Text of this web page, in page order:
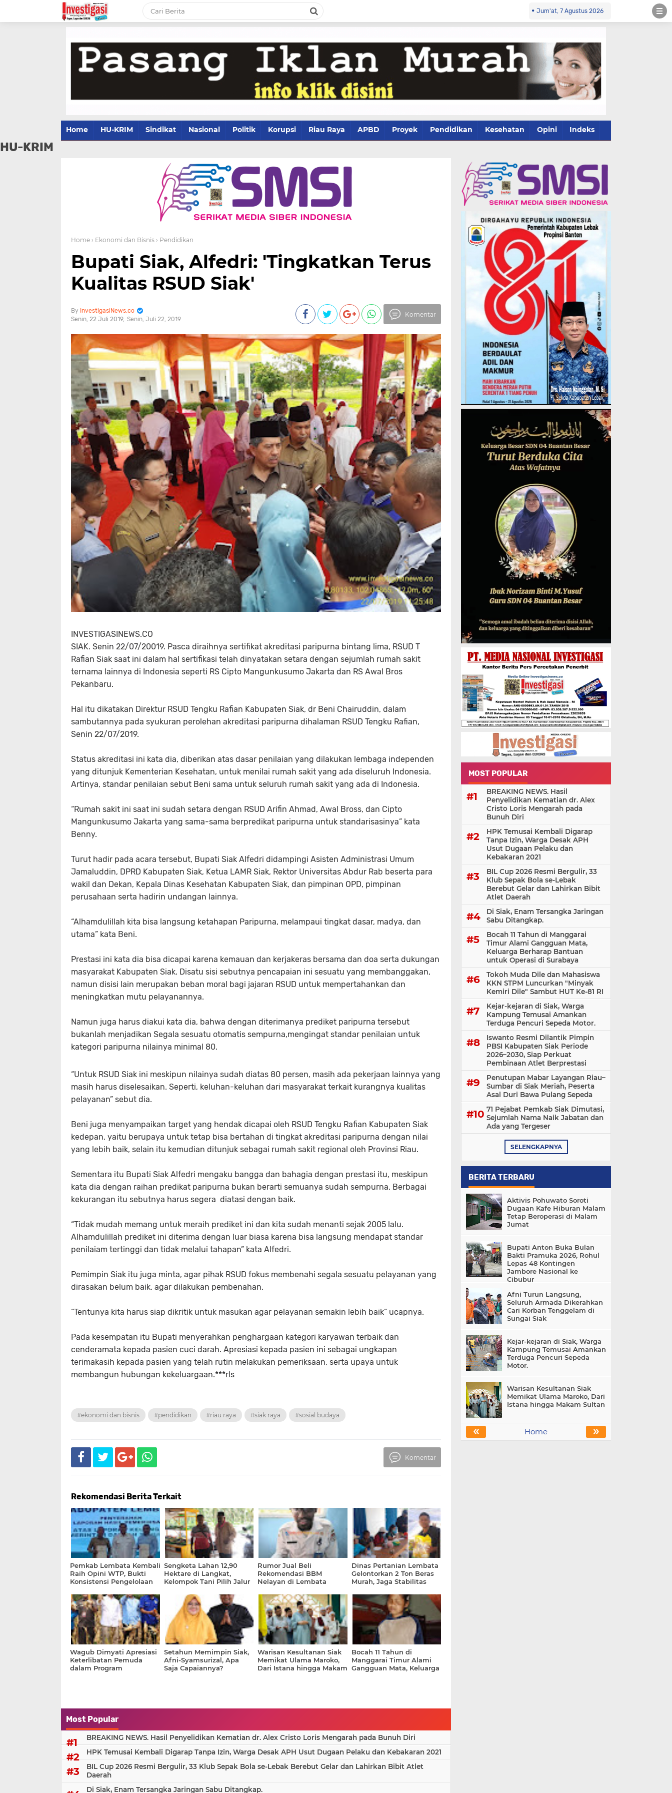
Jum'at, 7 Agustus 2026
Home HU-KRIM Sindikat Nasional Politik Korupsi Riau Raya APBD Proyek Pendidikan Kesehatan Opini Indeks
HU-KRIM
Home › Ekonomi dan Bisnis › Pendidikan
Bupati Siak, Alfedri: 'Tingkatkan Terus
Kualitas RSUD Siak'
InvestigasiNews.co
Senin, 22 Juli 2019 Senin, Juli 22, 2019
Komentar
INVESTIGASINEWS.CO
SIAK. Senin 22/07/20019. Pasca diraihnya sertifikat akreditasi paripurna bintang lima, RSUD T
Rafian Siak saat ini dalam hal sertifikasi telah dinyatakan setara dengan sejumlah rumah sakit
ternama lainnya di Indonesia seperti RS Cipto Mangunkusumo Jakarta dan RS Awal Bros
Pekanbaru.
Hal itu dikatakan Direktur RSUD Tengku Rafian Kabupaten Siak, dr Beni Chairuddin, dalam
sambutannya pada syukuran perolehan akreditasi paripurna dihalaman RSUD Tengku Rafian,
Senin 22/07/2019.
Status akreditasi ini kata dia, diberikan atas dasar penilaian yang dilakukan lembaga independen
yang ditunjuk Kementerian Kesehatan, untuk menilai rumah sakit yang ada diseluruh Indonesia.
Artinya, standar penilaian sebut Beni sama untuk seluruh rumah sakit yang ada di Indonesia.
“Rumah sakit ini saat ini sudah setara dengan RSUD Arifin Ahmad, Awal Bross, dan Cipto
Mangunkusumo Jakarta yang sama-sama berpredikat paripurna untuk standarisasinya” kata
Benny.
Turut hadir pada acara tersebut, Bupati Siak Alfedri didampingi Asisten Administrasi Umum
Jamaluddin, DPRD Kabupaten Siak, Ketua LAMR Siak, Rektor Universitas Abdur Rab beserta para
wakil dan Dekan, Kepala Dinas Kesehatan Kabupaten Siak, dan pimpinan OPD, pimpinan
perusahaan serta hadirin undangan lainnya.
“Alhamdulillah kita bisa langsung ketahapan Paripurna, melampaui tingkat dasar, madya, dan
utama” kata Beni.
Prestasi ini kata dia bisa dicapai karena kemauan dan kerjakeras bersama dan doa serta dukungan
masyarakat Kabupaten Siak. Disatu sisi sebutnya pencapaian ini sesuatu yang membanggakan,
namun disisi lain merupakan beban moral bagi jajaran RSUD untuk mempertahankan dan
meningkatkan mutu pelayanannya.
Namun juga harus diakui kata dia, bahwa dengan diterimanya prediket paripurna tersebut
bukanlah menjadikan Segala sesuatu otomatis sempurna,mengingat standar penilaian untuk
kategori paripurna nilainya minimal 80.
“Untuk RSUD Siak ini meskipun nilainya sudah diatas 80 persen, masih ada pekerjaan lainnya yang
masih harus diselesaikan. Seperti, keluhan-keluhan dari masyarakat terkait kurangnya kualitas
pelayanan” sebut dia.
Beni juga menyampaikan target yang hendak dicapai oleh RSUD Tengku Rafian Kabupaten Siak
kedepan, yaitu berupaya untuk tetap bisa bertahan di tingkat akreditasi paripurna dengan nilai
yang lebih baik, selain itu kemudian ditunjuk sebagai rumah sakit regional oleh Provinsi Riau.
Sementara itu Bupati Siak Alfedri mengaku bangga dan bahagia dengan prestasi itu, meskipun
kata dia dengan raihan predikat paripurna bukan berarti semuanya sudah sempurna. Berbagai
kekurangan itu sebutnya harus segera diatasi dengan baik.
“Tidak mudah memang untuk meraih prediket ini dan kita sudah menanti sejak 2005 lalu.
Alhamdulillah prediket ini diterima dengan luar biasa karena bisa langsung mendapat standar
penilaiam tertinggi dan tidak melalui tahapan” kata Alfedri.
Pemimpin Siak itu juga minta, agar pihak RSUD fokus membenahi segala sesuatu pelayanan yang
dirasakan belum baik, agar dilakukan pembenahan.
“Tentunya kita harus siap dikritik untuk masukan agar pelayanan semakin lebih baik” ucapnya.
Pada kesempatan itu Bupati menyerahkan penghargaan kategori karyawan terbaik dan
cenderamata kepada pasien cuci darah. Apresiasi kepada pasien ini sebagai ungkapan
terimakasih kepada pasien yang telah rutin melakukan pemeriksaan, serta upaya untuk
membangun hubungan kekeluargaan.***rls
#ekonomi dan bisnis #pendidikan #riau raya #siak raya #sosial budaya
Komentar
Rekomendasi Berita Terkait
Pemkab Lembata Kembali
Raih Opini WTP, Bukti
Konsistensi Pengelolaan
Sengketa Lahan 12,90
Hektare di Langkat,
Kelompok Tani Pilih Jalur
Rumor Jual Beli
Rekomendasi BBM
Nelayan di Lembata
Dinas Pertanian Lembata
Gelontorkan 2 Ton Beras
Murah, Jaga Stabilitas
Warga
Wagub Dimyati Apresiasi
Keterlibatan Pemuda
dalam Program
Setahun Memimpin Siak,
Afni-Syamsurizal, Apa
Saja Capaiannya?
Warisan Kesultanan Siak
Memikat Ulama Maroko,
Dari Istana hingga Makam
Bocah 11 Tahun di
Manggarai Timur Alami
Gangguan Mata, Keluarga
Most Popular
BREAKING NEWS. Hasil Penyelidikan Kematian dr. Alex Cristo Loris Mengarah pada Bunuh Diri
HPK Temusai Kembali Digarap Tanpa Izin, Warga Desak APH Usut Dugaan Pelaku dan Kebakaran 2021
BIL Cup 2026 Resmi Bergulir, 33 Klub Sepak Bola se-Lebak Berebut Gelar dan Lahirkan Bibit Atlet
Daerah
Di Siak, Enam Tersangka Jaringan Sabu Ditangkap.
MOST POPULAR
BREAKING NEWS. Hasil
Penyelidikan Kematian dr. Alex
Cristo Loris Mengarah pada
Bunuh Diri
HPK Temusai Kembali Digarap
Tanpa Izin, Warga Desak APH
Usut Dugaan Pelaku dan
Kebakaran 2021
BIL Cup 2026 Resmi Bergulir, 33
Klub Sepak Bola se-Lebak
Berebut Gelar dan Lahirkan Bibit
Atlet Daerah
Di Siak, Enam Tersangka Jaringan
Sabu Ditangkap.
Bocah 11 Tahun di Manggarai
Timur Alami Gangguan Mata,
Keluarga Berharap Bantuan
untuk Operasi di Surabaya
Tokoh Muda Dile dan Mahasiswa
KKN STPM Luncurkan "Minyak
Kemiri Dile" Sambut HUT Ke-81 RI
Kejar-kejaran di Siak, Warga
Kampung Temusai Amankan
Terduga Pencuri Sepeda Motor.
Iswanto Resmi Dilantik Pimpin
PBSI Kabupaten Siak Periode
2026–2030, Siap Perkuat
Pembinaan Atlet Berprestasi
Penutupan Mabar Layangan Riau–
Sumbar di Siak Meriah, Peserta
Asal Duri Bawa Pulang Sepeda
71 Pejabat Pemkab Siak Dimutasi,
Sejumlah Nama Naik Jabatan dan
Ada yang Tergeser
SELENGKAPNYA
BERITA TERBARU
Aktivis Pohuwato Soroti
Dugaan Kafe Hiburan Malam
Tetap Beroperasi di Malam
Jumat
Bupati Anton Buka Bulan
Bakti Pramuka 2026, Rohul
Lepas 48 Kontingen
Jambore Nasional ke
Cibubur
Afni Turun Langsung,
Seluruh Armada Dikerahkan
Cari Korban Tenggelam di
Sungai Siak
Kejar-kejaran di Siak, Warga
Kampung Temusai Amankan
Terduga Pencuri Sepeda
Motor.
Warisan Kesultanan Siak
Memikat Ulama Maroko, Dari
Istana hingga Makam Sultan
« »
Home